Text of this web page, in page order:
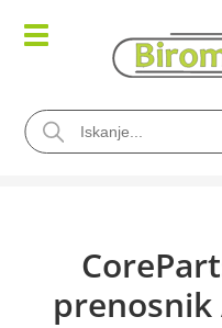
prenosnik